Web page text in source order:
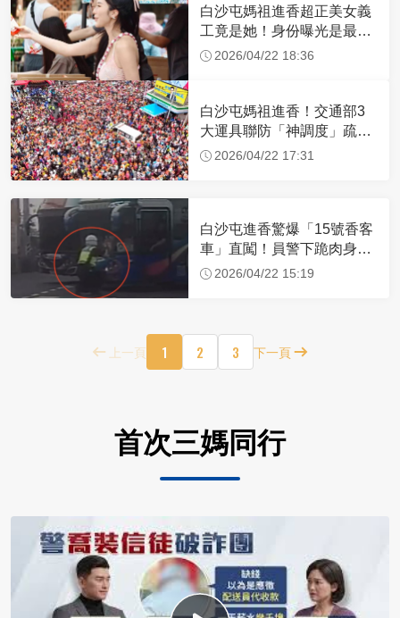
白沙屯媽祖進香超正美女義
工竟是她！身份曝光是最美
禮生 一輩子不結婚
2026/04/22 18:36
白沙屯媽祖進香！交通部3
大運具聯防「神調度」疏運
32.1萬創新高
2026/04/22 17:31
白沙屯進香驚爆「15號香客
車」直闖！員警下跪肉身擋
車：讓行人先過
2026/04/22 15:19
上一頁 1 2 3 下一頁
首次三媽同行